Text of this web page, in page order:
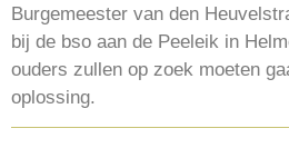
Burgemeester van den
bij de bso aan de Peeleik in
ouders zullen op zoek moeten
oplossing.